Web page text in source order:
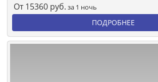
От 15360 руб. за 1 ночь
ПОДРОБНЕЕ